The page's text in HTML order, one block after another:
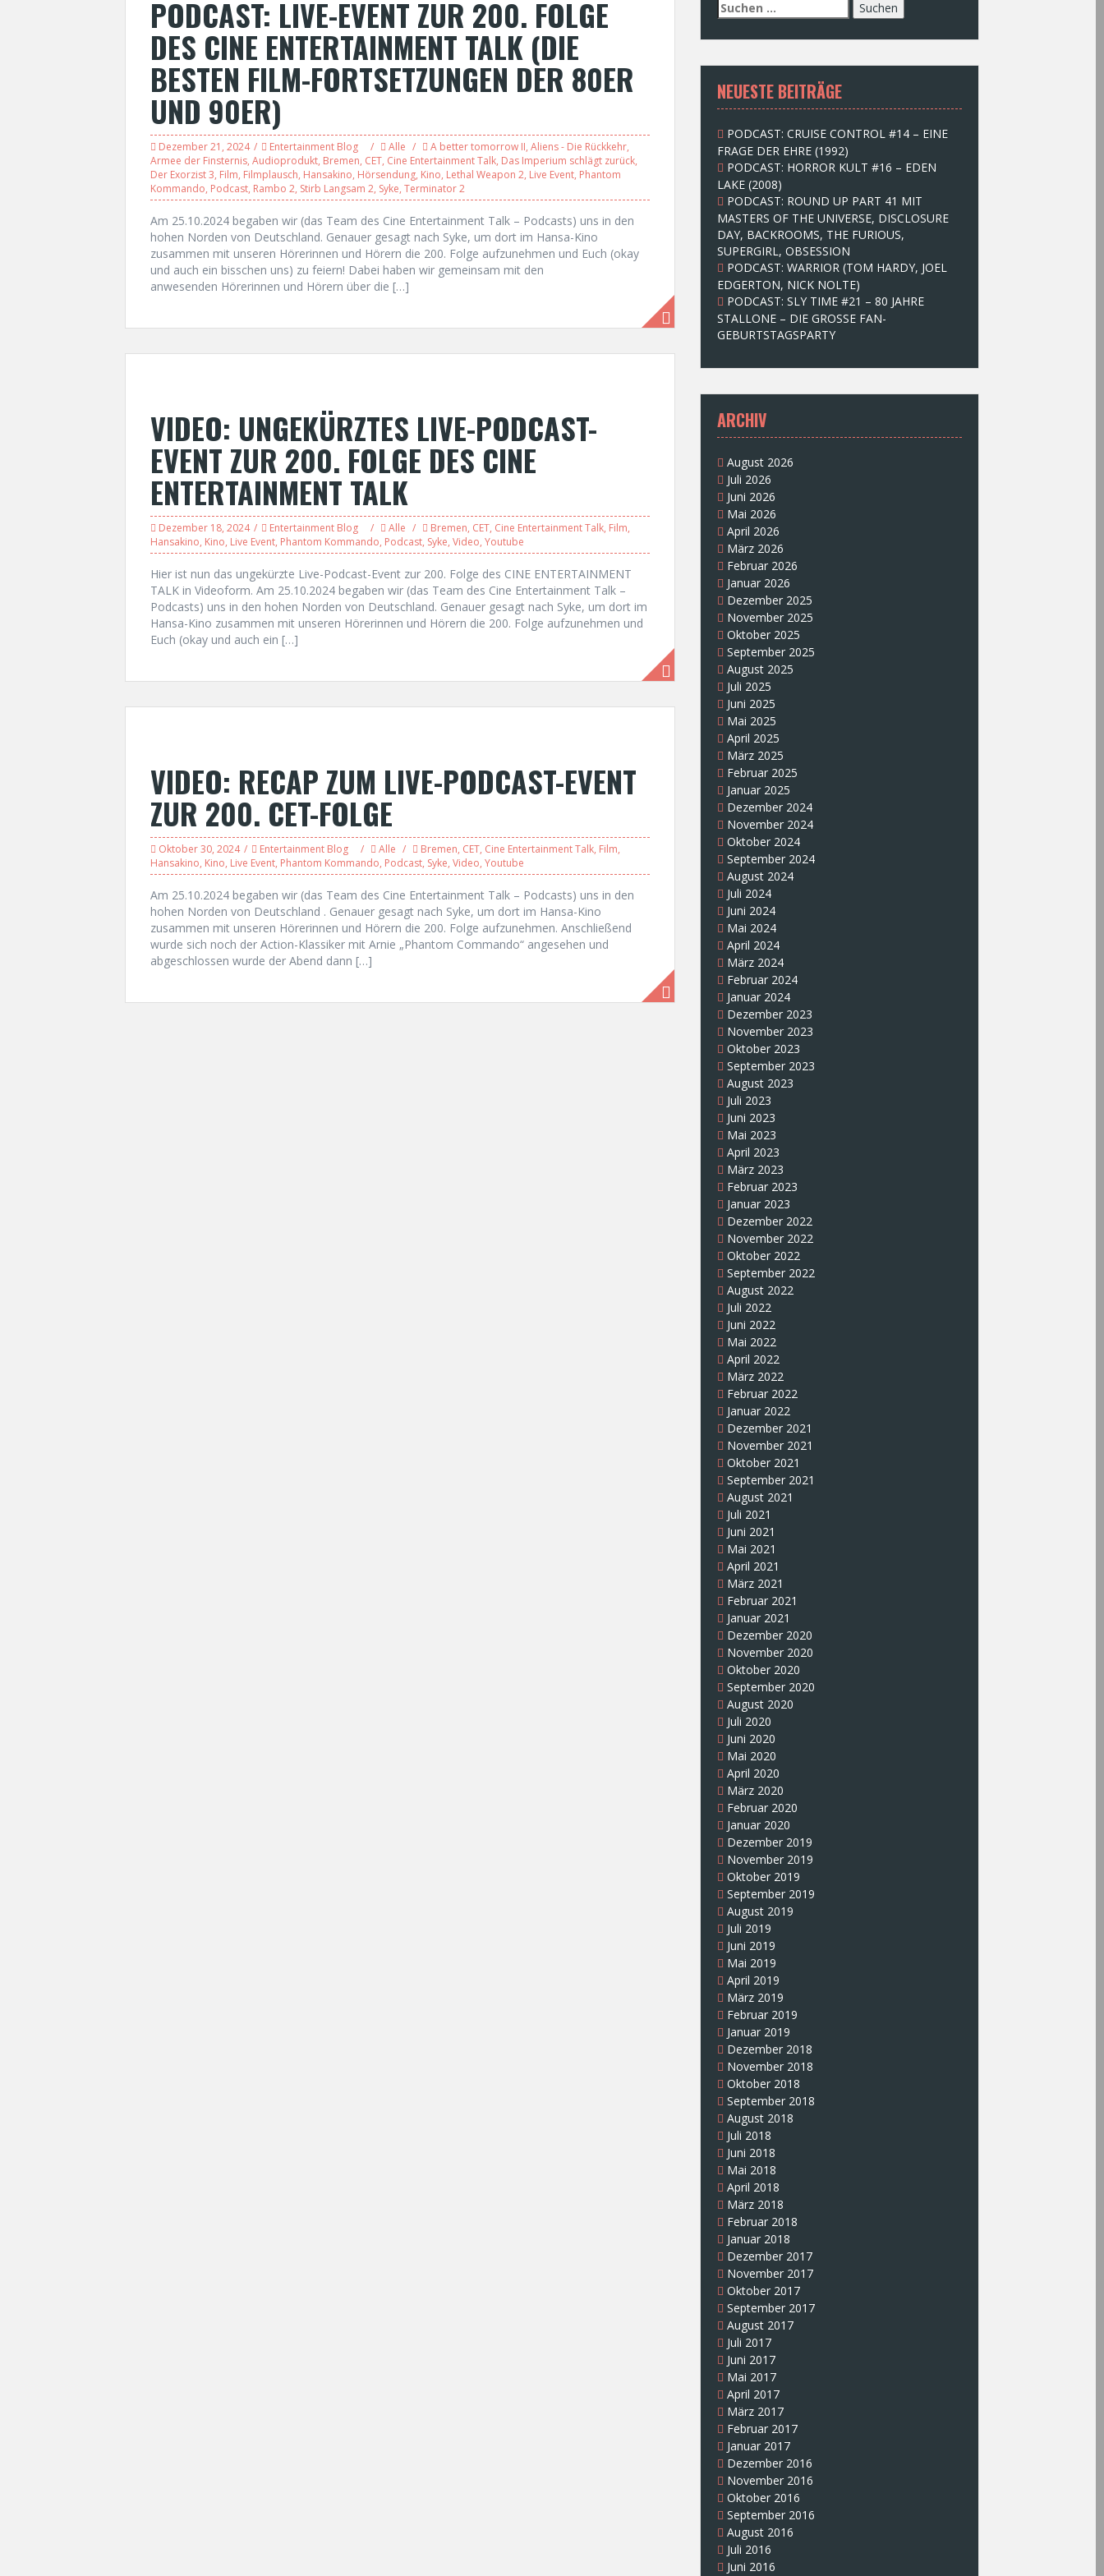
PODCAST: LIVE-EVENT ZUR 200. FOLGE
DES CINE ENTERTAINMENT TALK (DIE
BESTEN FILM-FORTSETZUNGEN DER 80ER
UND 90ER)
Dezember 21, 2024 Entertainment Blog Alle A better tomorrow II, Aliens - Die Rückkehr,
Armee der Finsternis, Audioprodukt, Bremen, CET, Cine Entertainment Talk, Das Imperium schlägt zurück,
Der Exorzist 3, Film, Filmplausch, Hansakino, Hörsendung, Kino, Lethal Weapon 2, Live Event, Phantom
Kommando, Podcast, Rambo 2, Stirb Langsam 2, Syke, Terminator 2
Am 25.10.2024 begaben wir (das Team des Cine Entertainment Talk – Podcasts) uns in den
hohen Norden von Deutschland. Genauer gesagt nach Syke, um dort im Hansa-Kino
zusammen mit unseren Hörerinnen und Hörern die 200. Folge aufzunehmen und Euch (okay
und auch ein bisschen uns) zu feiern! Dabei haben wir gemeinsam mit den
anwesenden Hörerinnen und Hörern über die […]
VIDEO: UNGEKÜRZTES LIVE-PODCAST-
EVENT ZUR 200. FOLGE DES CINE
ENTERTAINMENT TALK
Dezember 18, 2024 Entertainment Blog Alle Bremen, CET, Cine Entertainment Talk, Film,
Hansakino, Kino, Live Event, Phantom Kommando, Podcast, Syke, Video, Youtube
Hier ist nun das ungekürzte Live-Podcast-Event zur 200. Folge des CINE ENTERTAINMENT
TALK in Videoform. Am 25.10.2024 begaben wir (das Team des Cine Entertainment Talk –
Podcasts) uns in den hohen Norden von Deutschland. Genauer gesagt nach Syke, um dort im
Hansa-Kino zusammen mit unseren Hörerinnen und Hörern die 200. Folge aufzunehmen und
Euch (okay und auch ein […]
VIDEO: RECAP ZUM LIVE-PODCAST-EVENT
ZUR 200. CET-FOLGE
Oktober 30, 2024 Entertainment Blog Alle Bremen, CET, Cine Entertainment Talk, Film,
Hansakino, Kino, Live Event, Phantom Kommando, Podcast, Syke, Video, Youtube
Am 25.10.2024 begaben wir (das Team des Cine Entertainment Talk – Podcasts) uns in den
hohen Norden von Deutschland . Genauer gesagt nach Syke, um dort im Hansa-Kino
zusammen mit unseren Hörerinnen und Hörern die 200. Folge aufzunehmen. Anschließend
wurde sich noch der Action-Klassiker mit Arnie „Phantom Commando“ angesehen und
abgeschlossen wurde der Abend dann […]
S
u
c
e
n
n
c
h
:
NEUESTE BEITRÄGE
PODCAST: CRUISE CONTROL #14 – EINE
FRAGE DER EHRE (1992)
PODCAST: HORROR KULT #16 – EDEN
LAKE (2008)
PODCAST: ROUND UP PART 41 MIT
MASTERS OF THE UNIVERSE, DISCLOSURE
DAY, BACKROOMS, THE FURIOUS,
SUPERGIRL, OBSESSION
PODCAST: WARRIOR (TOM HARDY, JOEL
EDGERTON, NICK NOLTE)
PODCAST: SLY TIME #21 – 80 JAHRE
STALLONE – DIE GROSSE FAN-
GEBURTSTAGSPARTY
ARCHIV
August 2026
Juli 2026
Juni 2026
Mai 2026
April 2026
März 2026
Februar 2026
Januar 2026
Dezember 2025
November 2025
Oktober 2025
September 2025
August 2025
Juli 2025
Juni 2025
Mai 2025
April 2025
März 2025
Februar 2025
Januar 2025
Dezember 2024
November 2024
Oktober 2024
September 2024
August 2024
Juli 2024
Juni 2024
Mai 2024
April 2024
März 2024
Februar 2024
Januar 2024
Dezember 2023
November 2023
Oktober 2023
September 2023
August 2023
Juli 2023
Juni 2023
Mai 2023
April 2023
März 2023
Februar 2023
Januar 2023
Dezember 2022
November 2022
Oktober 2022
September 2022
August 2022
Juli 2022
Juni 2022
Mai 2022
April 2022
März 2022
Februar 2022
Januar 2022
Dezember 2021
November 2021
Oktober 2021
September 2021
August 2021
Juli 2021
Juni 2021
Mai 2021
April 2021
März 2021
Februar 2021
Januar 2021
Dezember 2020
November 2020
Oktober 2020
September 2020
August 2020
Juli 2020
Juni 2020
Mai 2020
April 2020
März 2020
Februar 2020
Januar 2020
Dezember 2019
November 2019
Oktober 2019
September 2019
August 2019
Juli 2019
Juni 2019
Mai 2019
April 2019
März 2019
Februar 2019
Januar 2019
Dezember 2018
November 2018
Oktober 2018
September 2018
August 2018
Juli 2018
Juni 2018
Mai 2018
April 2018
März 2018
Februar 2018
Januar 2018
Dezember 2017
November 2017
Oktober 2017
September 2017
August 2017
Juli 2017
Juni 2017
Mai 2017
April 2017
März 2017
Februar 2017
Januar 2017
Dezember 2016
November 2016
Oktober 2016
September 2016
August 2016
Juli 2016
Juni 2016